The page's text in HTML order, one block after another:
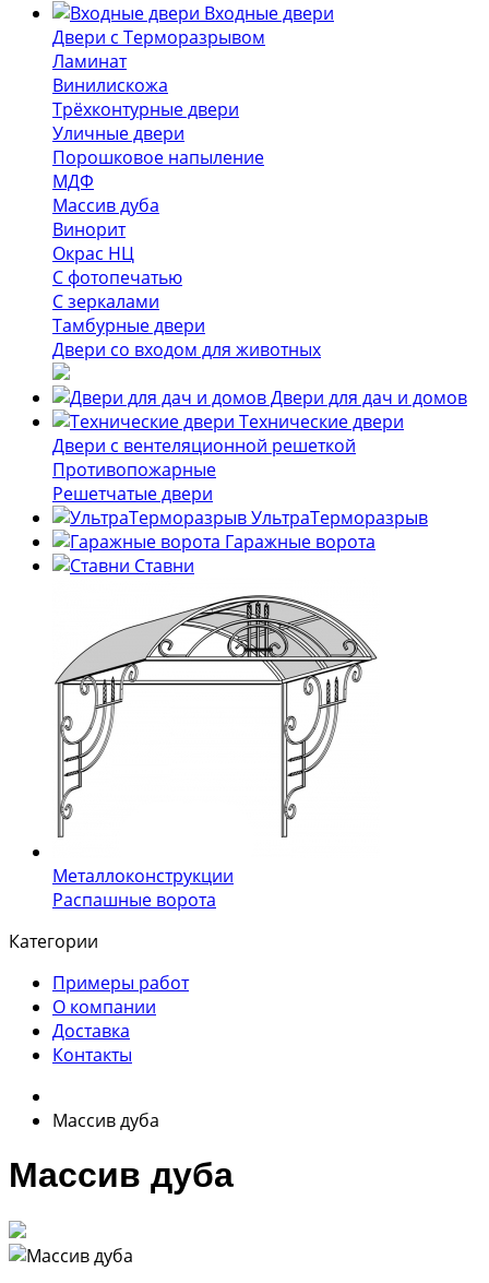
Входные двери
Двери с Терморазрывом
Ламинат
Винилискожа
Трёхконтурные двери
Уличные двери
Порошковое напыление
МДФ
Массив дуба
Винорит
Окрас НЦ
С фотопечатью
С зеркалами
Тамбурные двери
Двери со входом для животных
Двери для дач и домов
Технические двери
Двери с вентеляционной решеткой
Противопожарные
Решетчатые двери
УльтраТерморазрыв
Гаражные ворота
Ставни
Металлоконструкции
Распашные ворота
Категории
Примеры работ
О компании
Доставка
Контакты
Массив дуба
Массив дуба